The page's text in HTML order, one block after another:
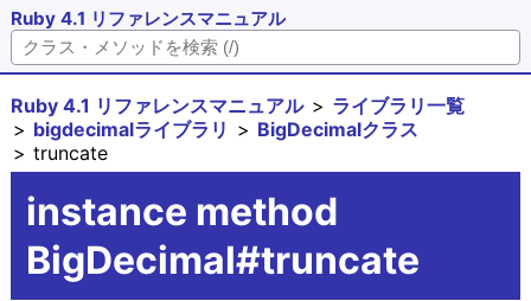
Ruby 4.1 リファレンスマニュアル
Ruby 4.1 リファレンスマニュアル
ライブラリ一覧
bigdecimalライブラリ
BigDecimalクラス
truncate
instance method
BigDecimal#truncate